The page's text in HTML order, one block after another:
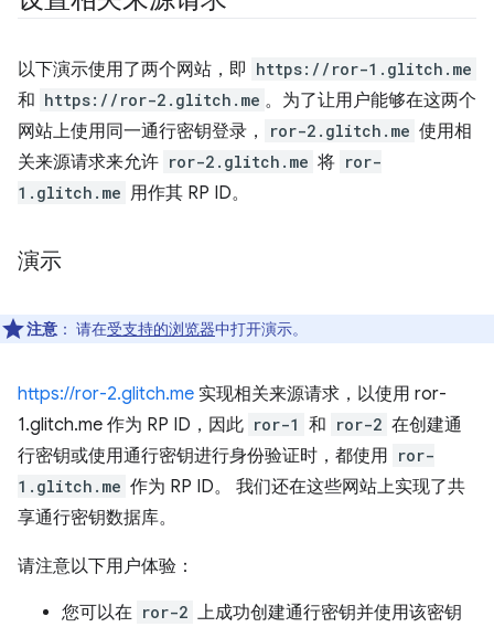
以下演示使用了两个网站，即 https://ror-1.glitch.me
和 https://ror-2.glitch.me 。为了让用户能够在这两个
网站上使用同一通行密钥登录，
ror-2.glitch.me 使用相
关来源请求来允许 ror-2.glitch.me 将 ror-
1.glitch.me 用作其 RP ID。
演示
注意 ： 请在受支持的浏览器中打开演示。
https://ror-2.glitch.me 实现相关来源请求，以使用 ror-
1.glitch.me 作为 RP ID，因此 ror-1 和 ror-2 在创建通
行密钥或使用通行密钥进行身份验证时，都使用 ror-
1.glitch.me 作为 RP ID。 我们还在这些网站上实现了共
享通行密钥数据库。
请注意以下用户体验：
您可以在 ror-2 上成功创建通行密钥并使用该密钥